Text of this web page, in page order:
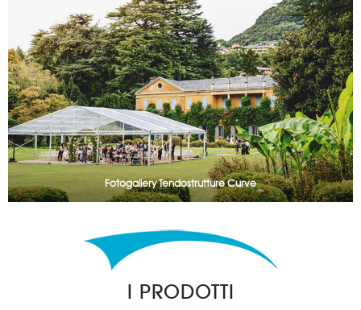
Fotogallery Tendostrutture Curve
I PRODOTTI